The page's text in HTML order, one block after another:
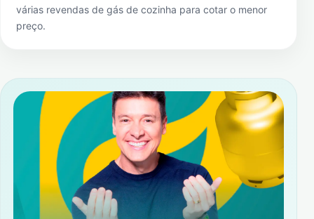
várias revendas de gás de cozinha para cotar o menor
preço.